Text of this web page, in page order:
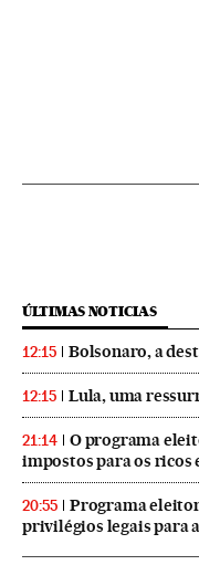
ÚLTIMAS NOTICIAS
12:15 Bolsonaro, a
12:15 Lula, uma
21:14
O programa
impostos para os ricos
20:55
Programa
privilégios legais para